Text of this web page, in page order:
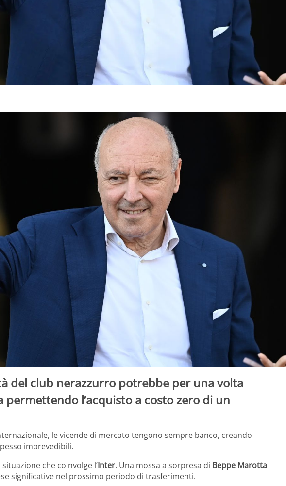
del club nerazzurro potrebbe per una volta
permettendo l’acquisto a costo zero di un
le vicende di mercato tengono sempre banco, creando
imprevedibili.
che coinvolge l’Inter. Una mossa a sorpresa di Beppe Marotta
significative nel prossimo periodo di trasferimenti.